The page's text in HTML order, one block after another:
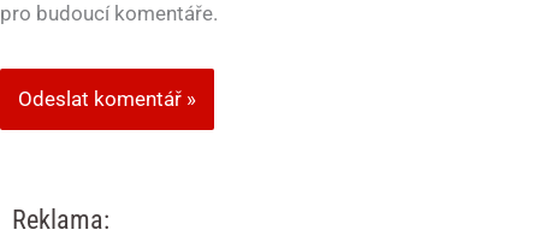
pro budoucí komentáře.
Reklama: